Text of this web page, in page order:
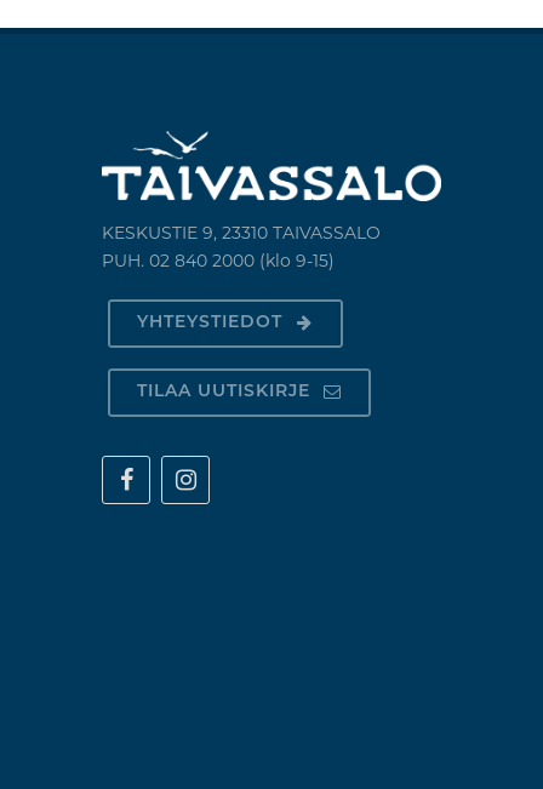
KESKUSTIE 9, 23310 TAIVASSALO
PUH. 02 840 2000 (klo 9-15)
YHTEYSTIEDOT
TILAA UUTISKIRJE